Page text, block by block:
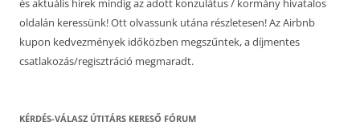
és aktuális hírek mindig az adott konzulátus / kormány hivatalos
oldalán keressünk! Ott olvassunk utána részletesen! Az Airbnb
kupon kedvezmények időközben megszűntek, a díjmentes
csatlakozás/regisztráció megmaradt.
KÉRDÉS-VÁLASZ ÚTITÁRS KERESŐ FÓRUM